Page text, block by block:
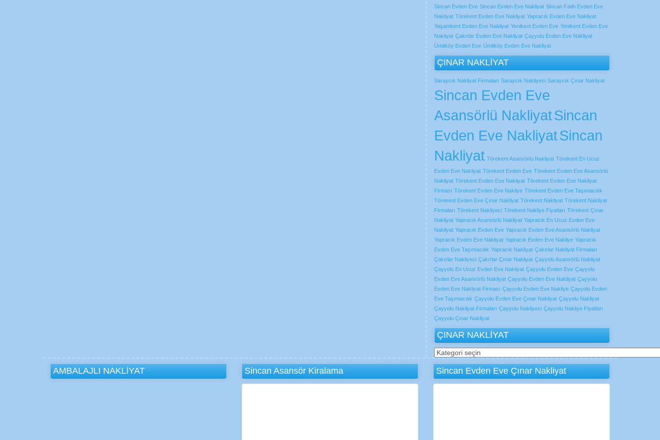
Sincan Evden Eve Sincan Evden Eve Nakliyat Sincan Fatih Evden Eve
Nakliyat Törekent Evden Eve Nakliyat Yapracık Evden Eve Nakliyat
Yaşamkent Evden Eve Nakliyat Yenikent Evden Eve Yenikent Evden Eve
Nakliyat Çakırlar Evden Eve Nakliyat Çayyolu Evden Eve Nakliyat
Ümitköy Evden Eve Ümitköy Evden Eve Nakliyat
ÇINAR NAKLİYAT
Saraycık Nakliyat Firmaları Saraycık Nakliyeci Saraycık Çınar Nakliyat
Sincan Evden Eve
Asansörlü NakliyatSincan
Evden Eve NakliyatSincan
Nakliyat Törekent Asansörlü Nakliyat Törekent En Ucuz
Evden Eve Nakliyat Törekent Evden Eve Törekent Evden Eve Asansörlü
Nakliyat Törekent Evden Eve Nakliyat Törekent Evden Eve Nakliyat
Firması Törekent Evden Eve Nakliye Törekent Evden Eve Taşımacılık
Törekent Evden Eve Çınar Nakliyat Törekent Nakliyat Törekent Nakliyat
Firmaları Törekent Nakliyeci Törekent Nakliye Fiyatları Törekent Çınar
Nakliyat Yapracık Asansörlü Nakliyat Yapracık En Ucuz Evden Eve
Nakliyat Yapracık Evden Eve Yapracık Evden Eve Asansörlü Nakliyat
Yapracık Evden Eve Nakliyat Yapracık Evden Eve Nakliye Yapracık
Evden Eve Taşımacılık Yapracık Nakliyat Çakırlar Nakliyat Firmaları
Çakırlar Nakliyeci Çakırlar Çınar Nakliyat Çayyolu Asansörlü Nakliyat
Çayyolu En Ucuz Evden Eve Nakliyat Çayyolu Evden Eve Çayyolu
Evden Eve Asansörlü Nakliyat Çayyolu Evden Eve Nakliyat Çayyolu
Evden Eve Nakliyat Firması Çayyolu Evden Eve Nakliye Çayyolu Evden
Eve Taşımacılık Çayyolu Evden Eve Çınar Nakliyat Çayyolu Nakliyat
Çayyolu Nakliyat Firmaları Çayyolu Nakliyeci Çayyolu Nakliye Fiyatları
Çayyolu Çınar Nakliyat
ÇINAR NAKLİYAT
ÇINAR
NAKLİYAT
AMBALAJLI NAKLİYAT Sincan Asansör Kiralama Sincan Evden Eve Çınar Nakliyat